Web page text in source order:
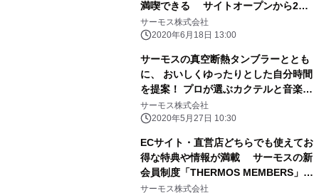
満喫できる サイトオープンから2週
間の傾向は 「いやされたい」「ぼーっ
としたい」「くつろぎたい」が人気
自分時間をじっくり、おいしく。～ 期
間：2020年7月31日(金)まで
サーモス株式会社
2020年6月18日 13:00
サーモスの真空断熱タンブラーととも
に、 おいしくゆったりとした自分時間
を提案！ プロが選ぶカクテルと音楽を
レコメンド！ 期間限定スペシャルサイ
ト『音ナ(オトナ)BAR』オープン
サーモス株式会社
2020年5月27日 10:30
ECサイト・直営店どちらでも使えてお
得な特典や情報が満載 サーモスの新
会員制度「THERMOS MEMBERS」ス
タート 新制度導入開始：2020年3月
サーモス株式会社